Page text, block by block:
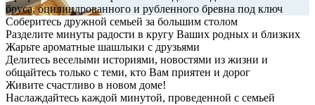
бруса, оцилиндрованного и рубленного бревна под ключ
Соберитесь дружной семьей за большим столом
Разделите минуты радости в кругу Ваших родных и близких
Жарьте ароматные шашлыки с друзьями
Делитесь веселыми историями, новостями из жизни и
общайтесь только с теми, кто Вам приятен и дорог
Живите счастливо в новом доме!
Наслаждайтесь каждой минутой, проведенной с семьей